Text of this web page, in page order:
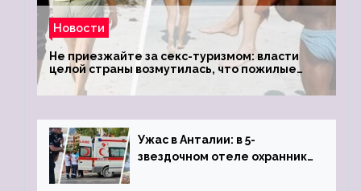
Новости
Не приезжайте за секс-туризмом: власти
целой страны возмутилась, что пожилые
туристки массово едут к ним, чтобы
обзавестись молодыми любовниками
Ужас в Анталии: в 5-
звездочном отеле охранник